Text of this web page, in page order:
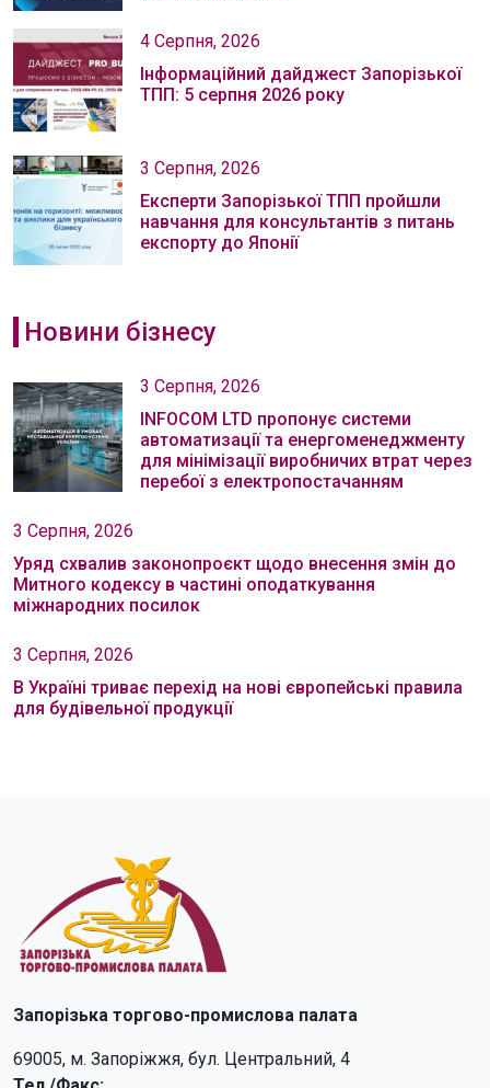
4 Серпня, 2026
Інформаційний дайджест Запорізької
ТПП: 5 серпня 2026 року
3 Серпня, 2026
Експерти Запорізької ТПП пройшли
навчання для консультантів з питань
експорту до Японії
Новини бізнесу
3 Серпня, 2026
INFOCOM LTD пропонує системи
автоматизації та енергоменеджменту
для мінімізації виробничих втрат через
перебої з електропостачанням
3 Серпня, 2026
Уряд схвалив законопроєкт щодо внесення змін до
Митного кодексу в частині оподаткування
міжнародних посилок
3 Серпня, 2026
В Україні триває перехід на нові європейські правила
для будівельної продукції
Запорізька торгово-промислова палата
69005, м. Запоріжжя, бул. Центральний, 4